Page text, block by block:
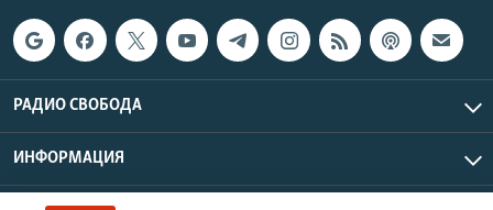
РАДИО СВОБОДА
ИНФОРМАЦИЯ